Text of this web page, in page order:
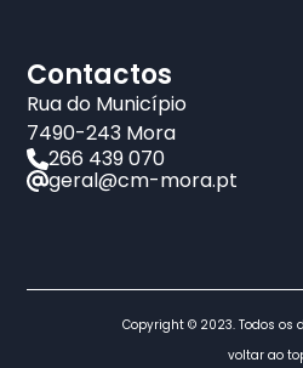
Contactos
Rua do Município
7490-243 Mora
266 439 070
geral@cm-mora.pt
Copyright © 2023. Todos os
voltar ao